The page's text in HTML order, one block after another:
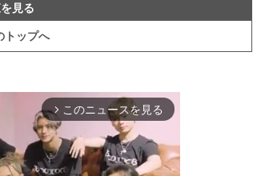
見る
トップへ
arrow_forward_ios このニュースを見る